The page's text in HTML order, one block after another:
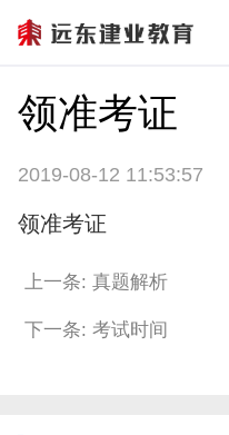
领准考证
2019-08-12 11:53:57
领准考证
上一条: 真题解析
下一条: 考试时间